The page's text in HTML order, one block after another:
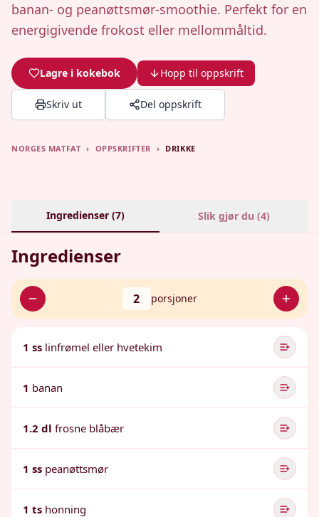
banan- og peanøttsmør-smoothie. Perfekt for en
energigivende frokost eller mellommåltid.
Lagre i kokebok Hopp til oppskrift
Skriv ut Del oppskrift
NORGES MATFAT › OPPSKRIFTER › DRIKKE
Ingredienser (7) Slik gjør du (4)
Ingredienser
2 porsjoner
1 ss linfrømel eller hvetekim
1 banan
1.2 dl frosne blåbær
1 ss peanøttsmør
1 ts honning